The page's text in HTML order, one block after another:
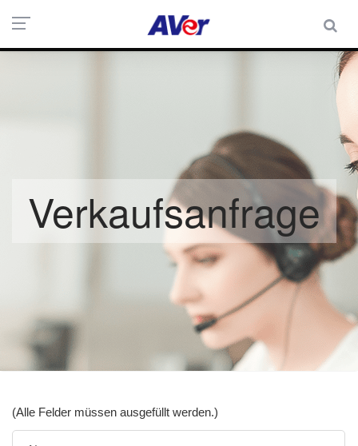
Verkaufsanfrage
(Alle Felder müssen ausgefüllt werden.)